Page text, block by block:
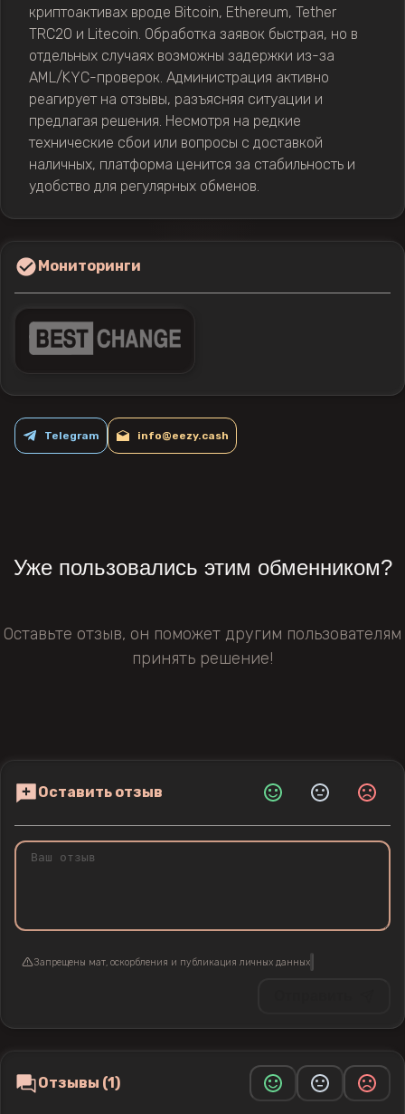
криптоактивах вроде Bitcoin, Ethereum, Tether
TRC20 и Litecoin. Обработка заявок быстрая, но в
отдельных случаях возможны задержки из-за
AML/KYC-проверок. Администрация активно
реагирует на отзывы, разъясняя ситуации и
предлагая решения. Несмотря на редкие
технические сбои или вопросы с доставкой
наличных, платформа ценится за стабильность и
удобство для регулярных обменов.
Мониторинги
Telegram info@eezy.cash
Уже пользовались этим обменником?
Оставьте отзыв, он поможет другим пользователям
принять решение!
Оставить отзыв
Запрещены мат, оскорбления и публикация личных данных
Отзывы (1)